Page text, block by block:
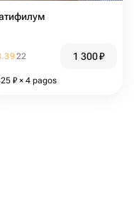
22 1 300₽
₽ × 4 pagos